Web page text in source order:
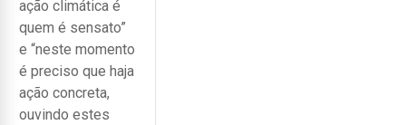
ação climática é
quem é sensato”
e “neste momento
é preciso que haja
ação concreta,
ouvindo estes